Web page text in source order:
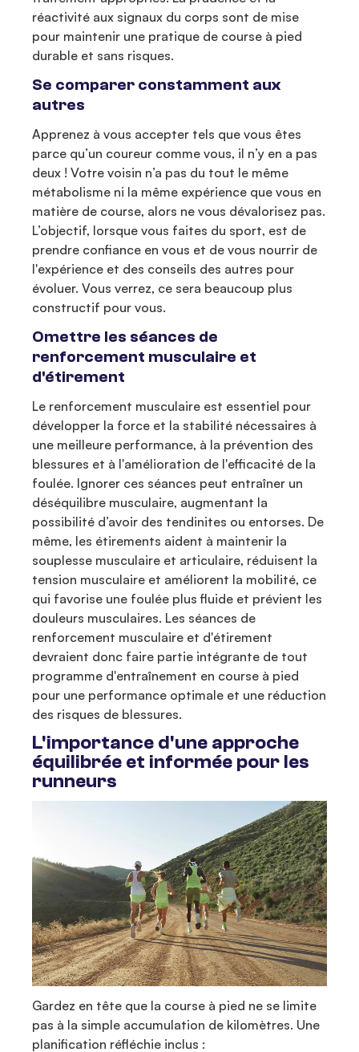
réactivité aux signaux du corps sont de mise
pour maintenir une pratique de course à pied
durable et sans risques.
Se comparer constamment aux
autres
Apprenez à vous accepter tels que vous êtes
parce qu’un coureur comme vous, il n’y en a pas
deux ! Votre voisin n’a pas du tout le même
métabolisme ni la même expérience que vous en
matière de course, alors ne vous dévalorisez pas.
L’objectif, lorsque vous faites du sport, est de
prendre confiance en vous et de vous nourrir de
l'expérience et des conseils des autres pour
évoluer. Vous verrez, ce sera beaucoup plus
constructif pour vous.
Omettre les séances de
renforcement musculaire et
d'étirement
Le renforcement musculaire est essentiel pour
développer la force et la stabilité nécessaires à
une meilleure performance, à la prévention des
blessures et à l'amélioration de l'efficacité de la
foulée. Ignorer ces séances peut entraîner un
déséquilibre musculaire, augmentant la
possibilité d’avoir des tendinites ou entorses. De
même, les étirements aident à maintenir la
souplesse musculaire et articulaire, réduisent la
tension musculaire et améliorent la mobilité, ce
qui favorise une foulée plus fluide et prévient les
douleurs musculaires. Les séances de
renforcement musculaire et d'étirement
devraient donc faire partie intégrante de tout
programme d'entraînement en course à pied
pour une performance optimale et une réduction
des risques de blessures.
L'importance d'une approche
équilibrée et informée pour les
runneurs
Gardez en tête que la course à pied ne se limite
pas à la simple accumulation de kilomètres. Une
planification réfléchie inclus :